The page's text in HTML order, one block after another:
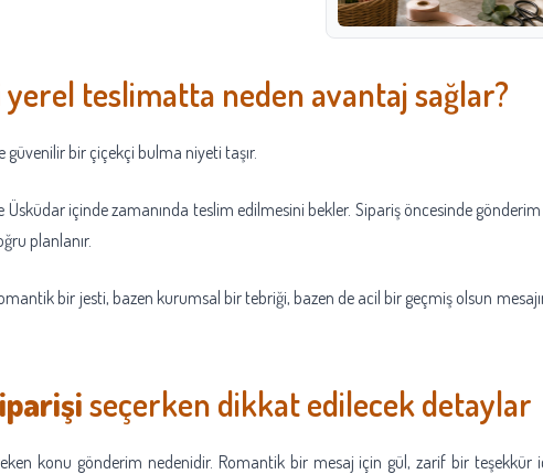
yerel teslimatta neden avantaj sağlar?
güvenilir bir çiçekçi bulma niyeti taşır.
Üsküdar içinde zamanında teslim edilmesini bekler. Sipariş öncesinde
planlanır.
bir jesti, bazen kurumsal bir tebriği, bazen de acil bir geçmiş olsun
seçerken dikkat edilecek detaylar
konu gönderim nedenidir. Romantik bir mesaj için gül, zarif bir